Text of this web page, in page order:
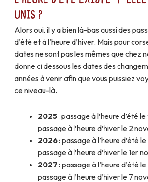
Unis ?
Alors oui, il y a bien là-bas aussi des
d’été et à l’heure d’hiver. Mais pour
dates ne sont pas les mêmes que chez
donne ci dessous les dates des
années à venir afin que vous puissiez
ce niveau-là.
2025: passage à l’heure d’été
passage à l’heure d’hiver le 2
2026: passage à l’heure d’été
passage à l’heure d’hiver le 1er
2027 : passage à l’heure d’été
passage à l’heure d’hiver le 7